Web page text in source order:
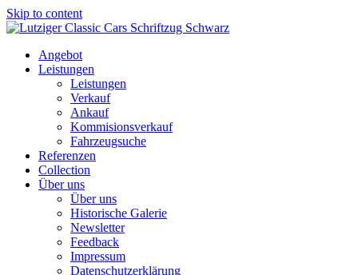
Skip to content
Angebot
Leistungen
Leistungen
Verkauf
Ankauf
Kommisionsverkauf
Fahrzeugsuche
Referenzen
Collection
Über uns
Über uns
Historische Galerie
Newsletter
Feedback
Impressum
Datenschutzerklärung